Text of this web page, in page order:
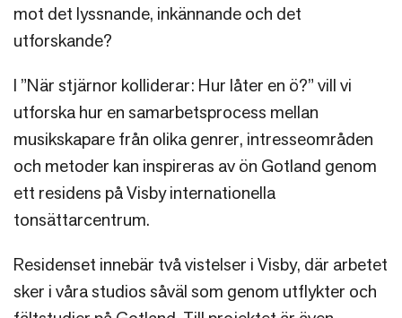
mot det lyssnande, inkännande och det
utforskande?
I ”När stjärnor kolliderar: Hur låter en ö?” vill vi
utforska hur en samarbetsprocess mellan
musikskapare från olika genrer, intresseområden
och metoder kan inspireras av ön Gotland genom
ett residens på Visby internationella
tonsättarcentrum.
Residenset innebär två vistelser i Visby, där arbetet
sker i våra studios såväl som genom utflykter och